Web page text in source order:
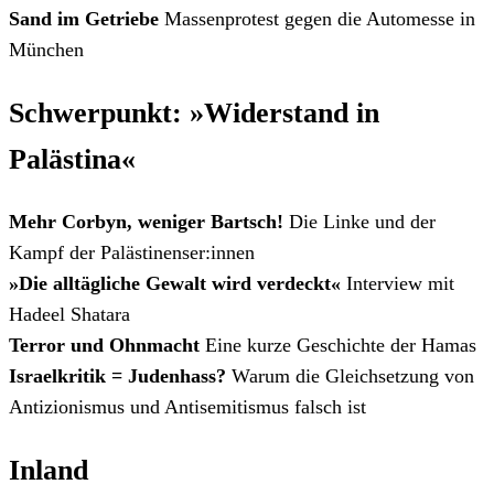
Sand im Getriebe Massenprotest gegen die Automesse in
München
Schwerpunkt: »Widerstand in
Palästina«
Mehr Corbyn, weniger Bartsch! Die Linke und der
Kampf der Palästinenser:innen
»Die alltägliche Gewalt wird verdeckt« Interview mit
Hadeel Shatara
Terror und Ohnmacht Eine kurze Geschichte der Hamas
Israelkritik = Judenhass? Warum die Gleichsetzung von
Antizionismus und Antisemitismus falsch ist
Inland